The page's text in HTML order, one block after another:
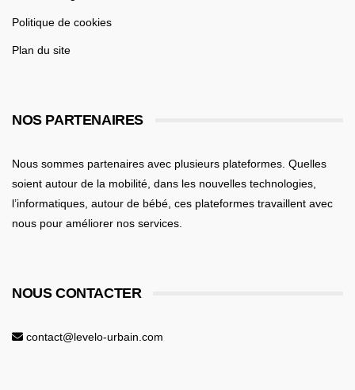
Politique de cookies
Plan du site
NOS PARTENAIRES
Nous sommes partenaires avec plusieurs plateformes. Quelles
soient autour de la mobilité , dans les nouvelles technologies,
l’informatiques, autour de bébé , ces plateformes travaillent avec
nous pour améliorer nos services.
NOUS CONTACTER
contact@levelo-urbain.com